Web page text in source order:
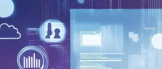
Bolligen
Bonaduz
Bonstetten
Bottighofen
Bremgarten bei Bern